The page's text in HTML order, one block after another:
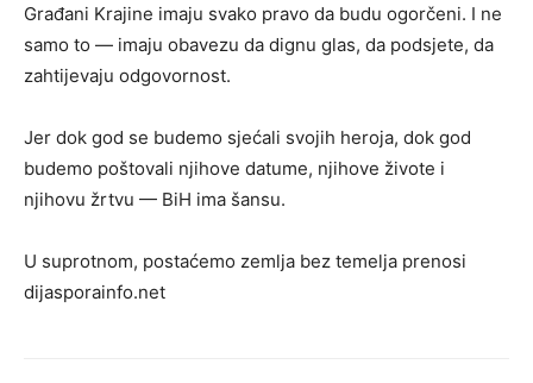
Građani Krajine imaju svako pravo da budu ogorčeni. I ne
samo to — imaju obavezu da dignu glas, da podsjete, da
zahtijevaju odgovornost.
Jer dok god se budemo sjećali svojih heroja, dok god
budemo poštovali njihove datume, njihove živote i
njihovu žrtvu — BiH ima šansu.
U suprotnom, postaćemo zemlja bez temelja prenosi
dijasporainfo.net